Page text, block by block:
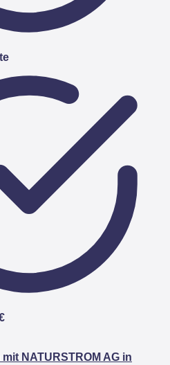
NATURSTROM AG in